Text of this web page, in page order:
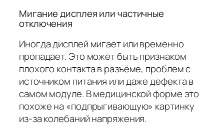
Мигание дисплея или частичные
отключения
Иногда дисплей мигает или временно
пропадает. Это может быть признаком
плохого контакта в разъёме, проблем с
источником питания или даже дефекта в
самом модуле. В медицинской форме это
похоже на «подпрыгивающую» картинку
из-за колебаний напряжения.